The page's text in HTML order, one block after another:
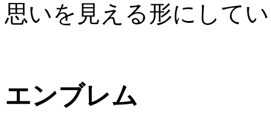
思いを見える形にして
エンブレム